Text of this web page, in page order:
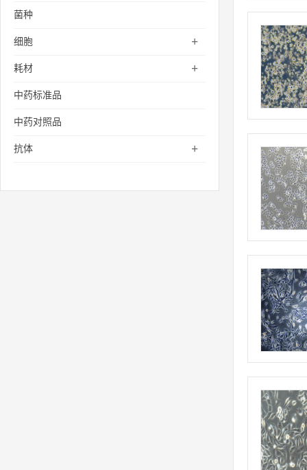
菌种
细胞 +
耗材 +
中药标准品
中药对照品
抗体 +